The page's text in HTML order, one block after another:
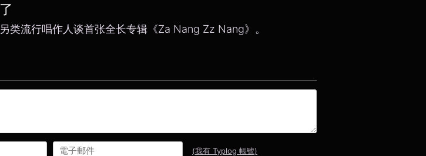
了
另类流行唱作人谈首张全长专辑《Za Nang Zz Nang》。